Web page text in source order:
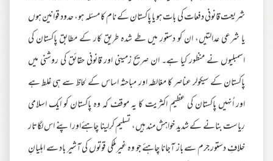
شریعت قانونی دفعات کی بات ہو یا پاکستان کے نام کا مسئلہ ہو، حدود قوانین ہوں
یا شرعی عدالتیں، ان کو دستور میں طے شدہ طریق کار کے مطابق پاکستان کی
اسمبلیوں نے منظور کیا ہے۔ ان صریح زمینی اور قانونی حقائق کی روشنی میں
پاکستان کے سیکولر عناصر کا مغالطہ اور مباحثہ اساس کے لحاظ سے ہی غلط ہے
اور اُنہیں پاکستان کی عظیم اکثریت کا یہ موقف کہ وہ پاکستان کو ایک اسلامی
ریاست بنانے کے شدید خواہش مند ہیں، تسلیم کرلینا چاہئےاور اپنے اس لگاتار
خلافِ دستور جرم سے باز آجانا چاہئے جو وہ غیرملکی قوتوں کی آشیر باد سے اہلیانِ